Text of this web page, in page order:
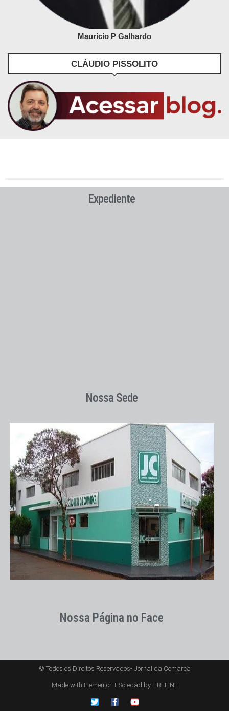
Maurício P Galhardo
CLÁUDIO PISSOLITO
Expediente
Nossa Sede
Nossa Página no Face
© Todos os Direitos Reservados- Jornal da Comarca
Made with Elementor + Soledad by HBELINE